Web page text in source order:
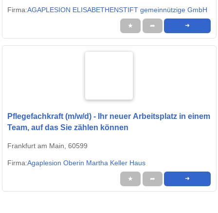
Firma:AGAPLESION ELISABETHENSTIFT gemeinnützige GmbH
★ ➦ ➜
Pflegefachkraft (m/w/d) - Ihr neuer Arbeitsplatz in einem
Team, auf das Sie zählen können
Frankfurt am Main, 60599
Firma:Agaplesion Oberin Martha Keller Haus
★ ➦ ➜